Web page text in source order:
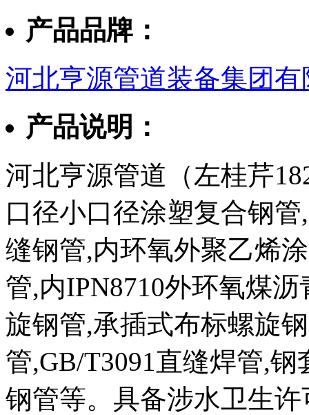
产品品牌：
河北亨源管道装备集团有
产品说明：
河北亨源管道（左桂芹
口径小口径涂塑复合钢
缝钢管,内环氧外聚乙烯
管,内IPN8710外环氧煤
旋钢管,承插式布标螺旋
管,GB/T3091直缝焊管,
钢管等。具备涉水卫生